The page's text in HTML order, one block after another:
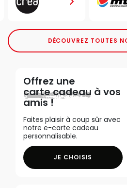
DÉCOUVREZ TOUTES
Offrez une
carte cadeau à vos
amis !
Faites plaisir à coup sûr avec
notre e-carte cadeau
personnalisable.
JE CHOISIS